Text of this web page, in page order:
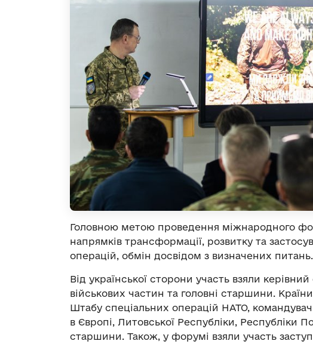
Головною метою проведення міжнародного
напрямків трансформації, розвитку та
операцій, обмін досвідом з визначених питань.
Від української сторони участь взяли
військових частин та головні старшини.
Штабу спеціальних операцій НАТО,
в Європі, Литовської Республіки, Республіки
старшини. Також, у форумі взяли участь